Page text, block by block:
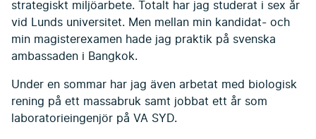
strategiskt miljöarbete. Totalt har jag studerat i sex år
vid Lunds universitet. Men mellan min kandidat- och
min magisterexamen hade jag praktik på svenska
ambassaden i Bangkok.
Under en sommar har jag även arbetat med biologisk
rening på ett massabruk samt jobbat ett år som
laboratorieingenjör på VA SYD.